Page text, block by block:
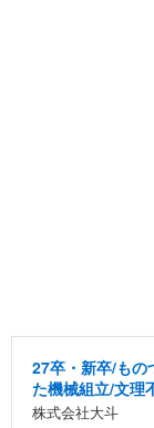
27卒・新卒/もの
た機械組立/文理
株式会社大斗